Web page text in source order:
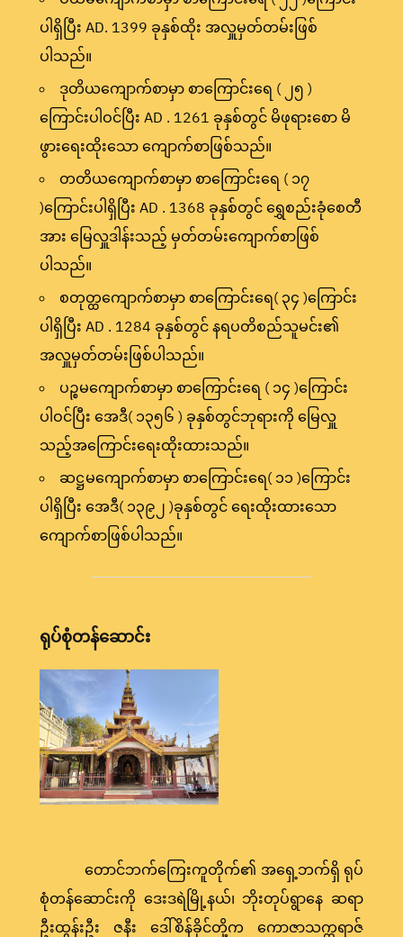
ပါရှိပြီး AD. 1399 ခုနှစ်ထိုး အလှူမှတ်တမ်းဖြစ်
ပါသည်။
ဒုတိယကျောက်စာမှာ စာကြောင်းရေ ( ၂၅ )
ကြောင်းပါဝင်ပြီး AD . 1261 ခုနှစ်တွင် မိဖုရားစော မိ
ဖွားရေးထိုးသော ကျောက်စာဖြစ်သည်။
တတိယကျောက်စာမှာ စာကြောင်းရေ ( ၁၇
)ကြောင်းပါရှိပြီး AD . 1368 ခုနှစ်တွင် ရွှေစည်းခုံစေတီ
အား မြေလှူဒါန်းသည့် မှတ်တမ်းကျောက်စာဖြစ်
ပါသည်။
စတုတ္ထကျောက်စာမှာ စာကြောင်းရေ( ၃၄ )ကြောင်း
ပါရှိပြီး AD . 1284 ခုနှစ်တွင် နရပတိစည်သူမင်း၏
အလှူမှတ်တမ်းဖြစ်ပါသည်။
ပဉ္စမကျောက်စာမှာ စာကြောင်းရေ ( ၁၄ )ကြောင်း
ပါဝင်ပြီး အေဒီ( ၁၃၅၆ ) ခုနှစ်တွင်ဘုရားကို မြေလှူ
သည့်အကြောင်းရေးထိုးထားသည်။
ဆဋ္ဌမကျောက်စာမှာ စာကြောင်းရေ( ၁၁ )ကြောင်း
ပါရှိပြီး အေဒီ( ၁၃၉၂ )ခုနှစ်တွင် ရေးထိုးထားသော
ကျောက်စာဖြစ်ပါသည်။
ရုပ်စုံတန်ဆောင်း
တောင်ဘက်ကြေးကူတိုက်၏ အရှေ့ဘက်ရှိ ရုပ်
စုံတန်ဆောင်းကို ဒေးဒရဲမြို့နယ်၊ ဘိုးတုပ်ရွာနေ ဆရာ
ဦးထွန်းဦး ဇနီး ဒေါ်စိန်ခိုင်တို့က ကောဇာသက္ကရာဇ်